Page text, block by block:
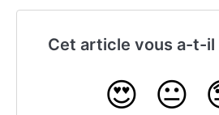
Cet article vous a-t-il
😍 😐